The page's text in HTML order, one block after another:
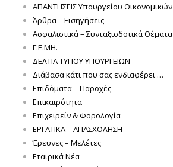
ΑΠΑΝΤΗΣΕΙΣ Υπουργείου Οικονομικών
Άρθρα – Εισηγήσεις
Ασφαλιστικά – Συνταξιοδοτικά Θέματα
Γ.Ε.ΜΗ.
ΔΕΛΤΙΑ ΤΥΠΟΥ ΥΠΟΥΡΓΕΙΩΝ
Διάβασα κάτι που σας ενδιαφέρει …
Επιδόματα – Παροχές
Επικαιρότητα
Επιχειρείν & Φορολογία
ΕΡΓΑΤΙΚΑ – ΑΠΑΣΧΟΛΗΣΗ
Έρευνες – Μελέτες
Εταιρικά Νέα